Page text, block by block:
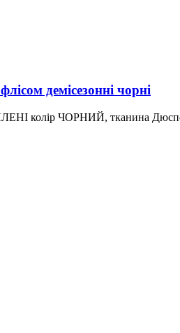
демісезонні чорні
колір ЧОРНИЙ, тканина